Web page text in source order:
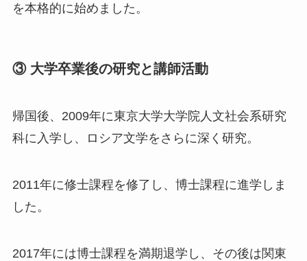
を本格的に始めました。
③ 大学卒業後の研究と講師活動
帰国後、2009年に東京大学大学院人文社会系研究
科に入学し、ロシア文学をさらに深く研究。
2011年に修士課程を修了し、博士課程に進学しま
した。
2017年には博士課程を満期退学し、その後は関東